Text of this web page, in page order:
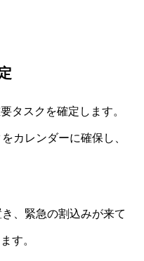
タスクを確定します。
カレンダーに確保し、
、緊急の割込みが来て
す。